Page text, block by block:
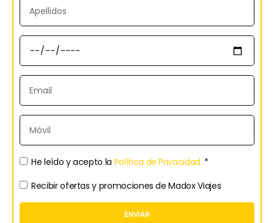
He leído y acepto la Política de Privacidad. *
Recibir ofertas y promociones de Madox Viajes
ENVIAR